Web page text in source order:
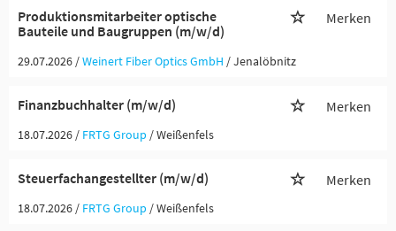
Produktionsmitarbeiter optische
Bauteile und Baugruppen (m/w/d)
Merken
29.07.2026 /Weinert Fiber Optics GmbH / Jenalöbnitz
Finanzbuchhalter (m/w/d) Merken
18.07.2026 / FRTG Group / Weißenfels
Steuerfachangestellter (m/w/d) Merken
18.07.2026 / FRTG Group / Weißenfels